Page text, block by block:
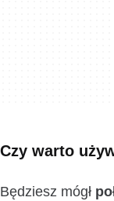
Czy warto
Będziesz mógł